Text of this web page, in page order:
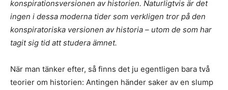
konspirationsversionen av historien. Naturligtvis är det
ingen i dessa moderna tider som verkligen tror på den
konspiratoriska versionen av historia – utom de som har
tagit sig tid att studera ämnet.
När man tänker efter, så finns det ju egentligen bara två
teorier om historien: Antingen händer saker av en slump